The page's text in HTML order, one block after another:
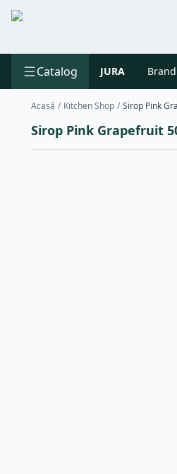
Catalog JURA
Acasă / Kitchen Shop / Sirop Pink
Sirop Pink Grapefruit